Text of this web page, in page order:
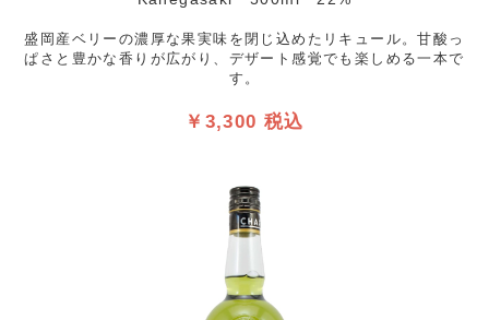
盛岡産ベリーの濃厚な果実味を閉じ込めたリキュール。甘酸っ
ぱさと豊かな香りが広がり、デザート感覚でも楽しめる一本で
す。
￥3,300 税込